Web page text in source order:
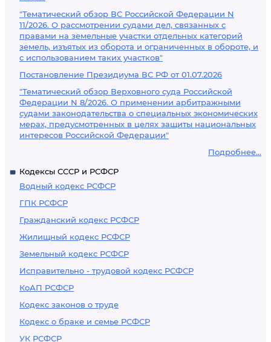
"Тематический обзор ВС Российской Федерации N
11/2026. О рассмотрении судами дел, связанных с
правами на земельные участки отдельных категорий
земель, изъятых из оборота и ограниченных в обороте, и
с использованием таких участков"
Постановление Президиума ВС РФ от 01.07.2026
"Тематический обзор Верховного суда Российской
Федерации N 8/2026. О применении арбитражными
судами законодательства о специальных экономических
мерах, предусмотренных в целях защиты национальных
интересов Российской Федерации"
Подробнее...
Кодексы СССР и РСФСР
Водный кодекс РСФСР
ГПК РСФСР
Гражданский кодекс РСФСР
Жилищный кодекс РСФСР
Земельный кодекс РСФСР
Исправительно - трудовой кодекс РСФСР
КоАП РСФСР
Кодекс законов о труде
Кодекс о браке и семье РСФСР
УК РСФСР